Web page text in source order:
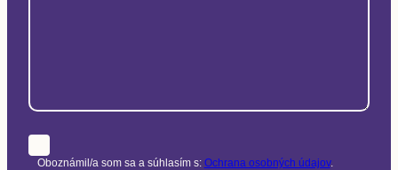
Oboznámil/a som sa a súhlasím s: Ochrana osobných údajov.